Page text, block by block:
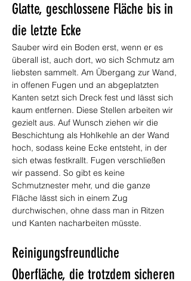
Glatte, geschlossene Fläche bis in
die letzte Ecke
Sauber wird ein Boden erst, wenn er es
überall ist, auch dort, wo sich Schmutz am
liebsten sammelt. Am Übergang zur Wand,
in offenen Fugen und an abgeplatzten
Kanten setzt sich Dreck fest und lässt sich
kaum entfernen. Diese Stellen arbeiten wir
gezielt aus. Auf Wunsch ziehen wir die
Beschichtung als Hohlkehle an der Wand
hoch, sodass keine Ecke entsteht, in der
sich etwas festkrallt. Fugen verschließen
wir passend. So gibt es keine
Schmutznester mehr, und die ganze
Fläche lässt sich in einem Zug
durchwischen, ohne dass man in Ritzen
und Kanten nacharbeiten müsste.
Reinigungsfreundliche
Oberfläche, die trotzdem sicheren